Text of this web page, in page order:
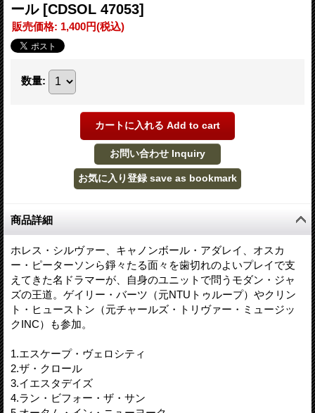
ール [CDSOL 47053]
販売価格: 1,400円(税込)
数量:
商品詳細
ホレス・シルヴァー、キャノンボール・アダレイ、オスカ
ー・ピーターソンら錚々たる面々を歯切れのよいプレイで支
えてきた名ドラマーが、自身のユニットで問うモダン・ジャ
ズの王道。ゲイリー・バーツ（元NTUトゥループ）やクリン
ト・ヒューストン（元チャールズ・トリヴァー・ミュージッ
クINC）も参加。
1.エスケープ・ヴェロシティ
2.ザ・クロール
3.イエスタデイズ
4.ラン・ビフォー・ザ・サン